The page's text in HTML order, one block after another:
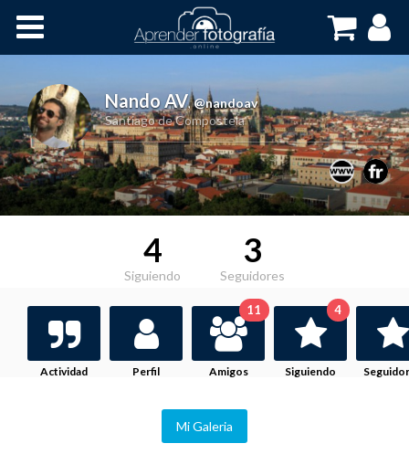
Cursos OnLine
Nando AV,@nandoav
Santiago de Compostela
4
Siguiendo
3
Seguidores
Actividad Perfil Amigos
11
Siguiendo
4
Mi Galeria